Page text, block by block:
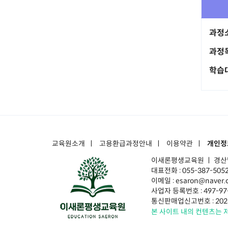
과정
과정
학습
교육원소개 ㅣ 고용환급과정안내 ㅣ 이용약관 ㅣ 개인
이새론평생교육원 ㅣ 경
대표전화 : 055-387-
이메일 :
사업자 등록번호 : 497-
통신판매업신고번호 :
본 사이트 내의 컨텐츠는